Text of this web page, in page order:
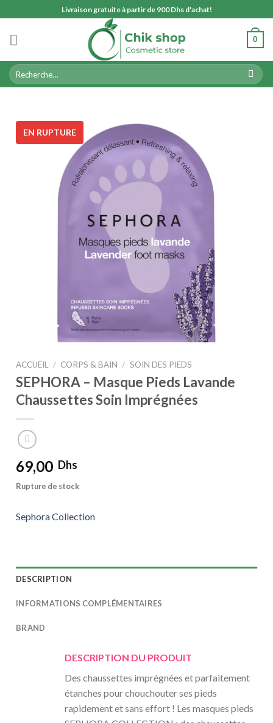
to
content
Livraison gratuite à partir de 900 Dhs d'achat!
0
Recherche
pour :
EN RUPTURE
ACCUEIL / CORPS & BAIN / SOIN DES PIEDS
SEPHORA – Masque Pieds Lavande
Chaussettes Soin Imprégnées
69,00 Dhs
Rupture de stock
Sephora Collection
DESCRIPTION
INFORMATIONS COMPLÉMENTAIRES
BRAND
DESCRIPTION DU PRODUIT
Des chaussettes imprégnées et parfaitement
étanches pour chouchouter ses pieds
rapidement et sans effort ! Les masques pieds